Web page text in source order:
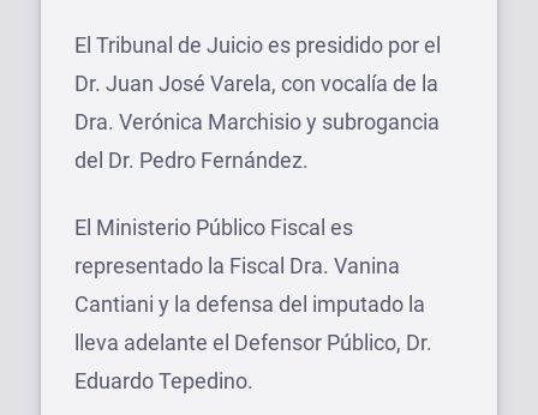
El Tribunal de Juicio es presidido por el
Dr. Juan José Varela, con vocalía de la
Dra. Verónica Marchisio y subrogancia
del Dr. Pedro Fernández.
El Ministerio Público Fiscal es
representado la Fiscal Dra. Vanina
Cantiani y la defensa del imputado la
lleva adelante el Defensor Público, Dr.
Eduardo Tepedino.